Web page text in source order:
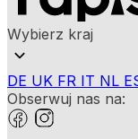
Wybierz kraj
DE UK FR IT NL
Obserwuj nas na: